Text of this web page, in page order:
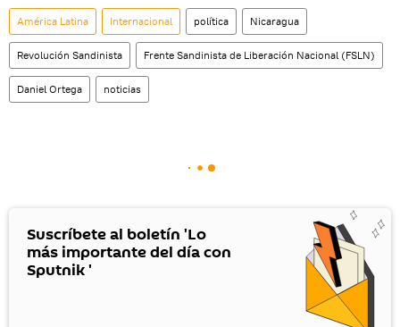
América Latina Internacional política Nicaragua
Revolución Sandinista Frente Sandinista de Liberación Nacional (FSLN)
Daniel Ortega noticias
Suscríbete al boletín 'Lo
más importante del día con
Sputnik '